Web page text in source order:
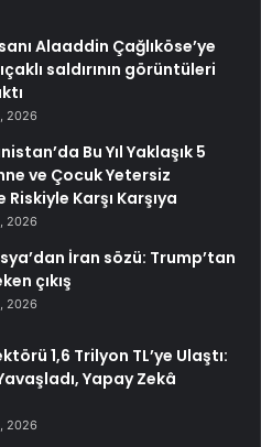
Alaaddin Çağlıköse’ye
saldırının görüntüleri
2026
Bu Yıl Yaklaşık 5
ve Çocuk Yetersiz
Riskiyle Karşı Karşıya
2026
İran sözü: Trump’tan
çıkış
2026
1,6 Trilyon TL’ye Ulaştı:
Yapay Zekâ
2026